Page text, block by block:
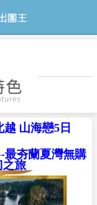
山海戀5日
夯蘭夏灣無購
之旅